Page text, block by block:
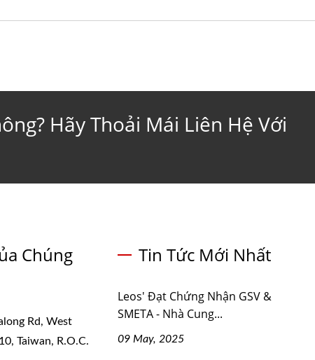
Hãy Thoải Mái Liên Hệ Với
Chúng
Rd, West
Taiwan, R.O.C.
Tin Tức Mới Nhất
Leos' Đạt Chứng Nhận GSV &
SMETA - Nhà Cung...
09 May, 2025